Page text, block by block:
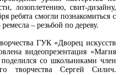
лозоплетению, свит-дизайну,
ребята смогли познакомиться с
– резьбой по дереву.
ГУК «Дворец искусств
видеопрезентация «Магия
со школьниками член
творчества Сергей Силич.